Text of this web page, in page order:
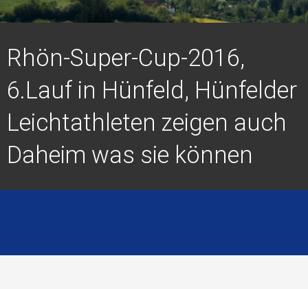
Rhön-Super-Cup-2016,
6.Lauf in Hünfeld, Hünfelder
Leichtathleten zeigen auch
Daheim was sie können